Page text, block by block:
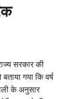
सरकार की
गया कि वर्ष
के अनुसार